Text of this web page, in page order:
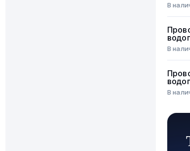
В
В
В